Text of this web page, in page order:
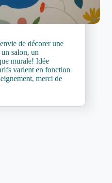
de décorer une
salon, un
murale! Idée
varient en fonction
merci de